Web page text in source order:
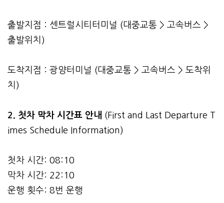
출발지점 : 센트럴시티터미널 (대중교통 > 고속버스 >
출발위치)
도착지점 : 광양터미널 (대중교통 > 고속버스 > 도착위
치)
2. 첫차 막차 시간표 안내 (First and Last Departure T
imes Schedule Information)
첫차 시간: 08:10
막차 시간: 22:10
운행 횟수: 8번 운행